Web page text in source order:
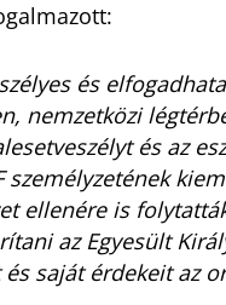
és
nemzetközi
és az
ellenére is
az Egyesült
saját érdekeit az